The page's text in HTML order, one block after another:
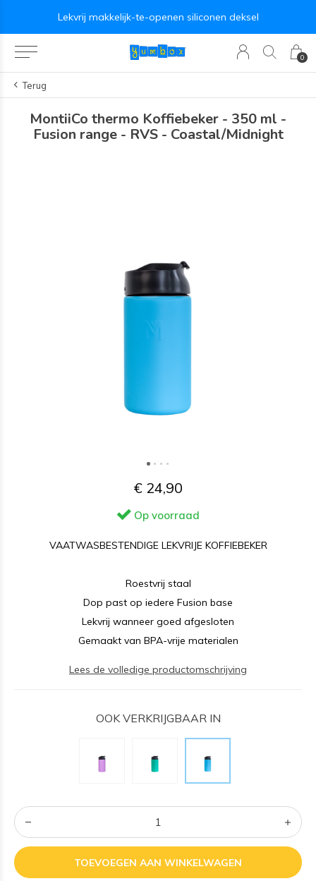
0
Lekvrij makkelijk-te-openen siliconen deksel
Terug
MontiiCo thermo Koffiebeker - 350 ml -
Fusion range - RVS - Coastal/Midnight
€ 24,90
Op voorraad
VAATWASBESTENDIGE LEKVRIJE KOFFIEBEKER
Roestvrij staal
Dop past op iedere Fusion base
Lekvrij wanneer goed afgesloten
Gemaakt van BPA-vrije materialen
Lees de volledige productomschrijving
OOK VERKRIJGBAAR IN
TOEVOEGEN AAN WINKELWAGEN